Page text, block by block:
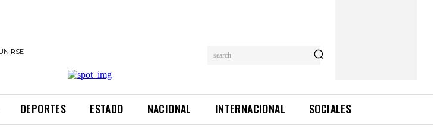
search
DEPORTES ESTADO NACIONAL INTERNACIONAL SOCIALES